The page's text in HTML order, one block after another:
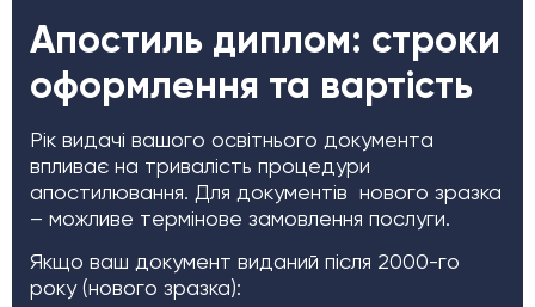
Апостиль диплом: строки
оформлення та вартість
Рік видачі вашого освітнього документа
впливає на тривалість процедури
апостилювання. Для документів нового зразка
– можливе термінове замовлення послуги.
Якщо ваш документ виданий після 2000-го
року (нового зразка):